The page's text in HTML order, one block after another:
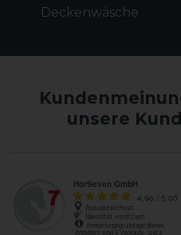
Deckenwäsche
unsere